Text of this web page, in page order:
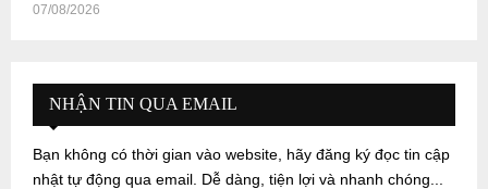
07/08/2026
NHẬN TIN QUA EMAIL
Bạn không có thời gian vào website, hãy đăng ký đọc tin cập
nhật tự động qua email. Dễ dàng, tiện lợi và nhanh chóng...